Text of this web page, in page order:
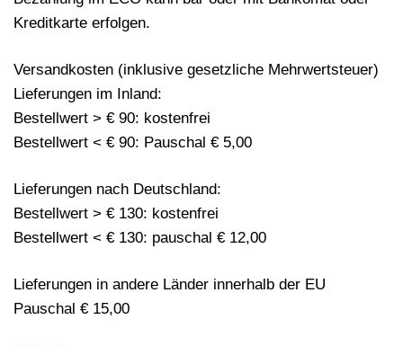
Kreditkarte erfolgen.
Versandkosten (inklusive gesetzliche Mehrwertsteuer)
Lieferungen im Inland:
Bestellwert > € 90: kostenfrei
Bestellwert < € 90: Pauschal € 5,00
Lieferungen nach Deutschland:
Bestellwert > € 130: kostenfrei
Bestellwert < € 130: pauschal € 12,00
Lieferungen in andere Länder innerhalb der EU
Pauschal € 15,00